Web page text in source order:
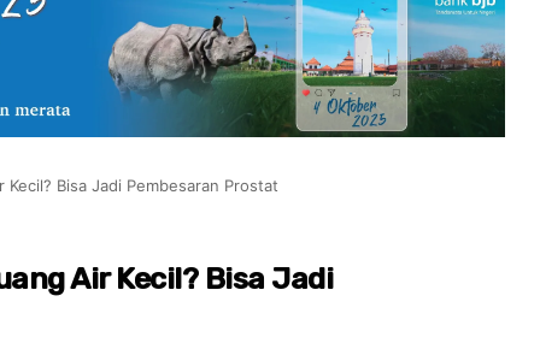
Bisa Jadi Pembesaran Prostat
Air Kecil? Bisa Jadi